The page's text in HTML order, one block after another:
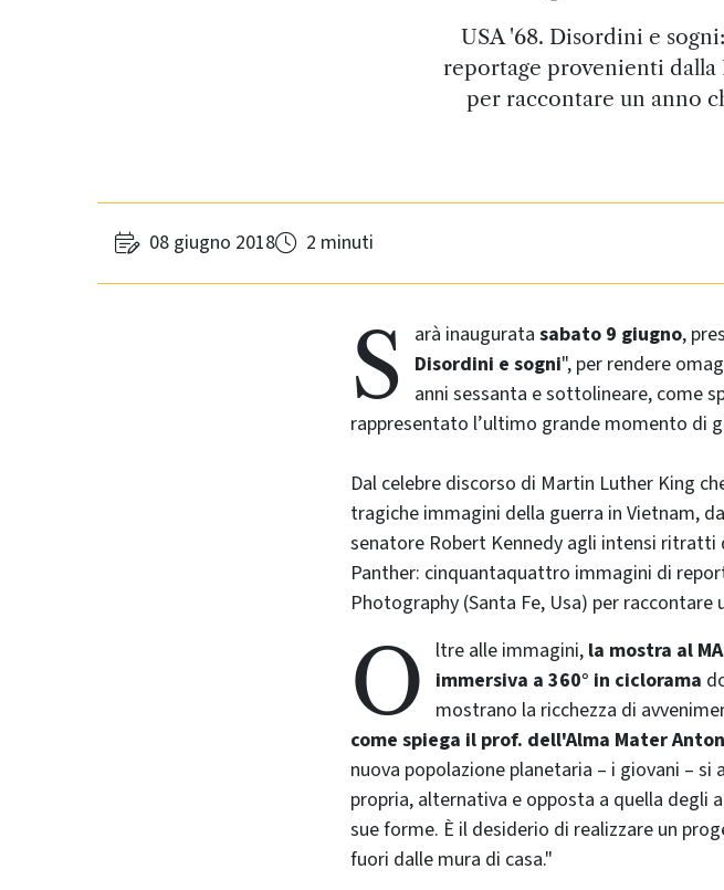
USA '68. Disordini e
reportage provenienti
per raccontare un anno
08 giugno 2018 2 minuti
S arà inaugurata sabato 9 giugno,
Disordini e sogni", per rendere
anni sessanta e sottolineare, come
rappresentato l’ultimo grande momento di
Dal celebre discorso di Martin Luther King
tragiche immagini della guerra in Vietnam,
senatore Robert Kennedy agli intensi ritratti
Panther: cinquantaquattro immagini di
Photography (Santa Fe, Usa) per
O ltre alle immagini, la mostra al
immersiva a 360° in ciclorama
mostrano la ricchezza di
come spiega il prof. dell'Alma Mater
nuova popolazione planetaria – i giovani –
propria, alternativa e opposta a quella
sue forme. È il desiderio di realizzare un
fuori dalle mura di casa."